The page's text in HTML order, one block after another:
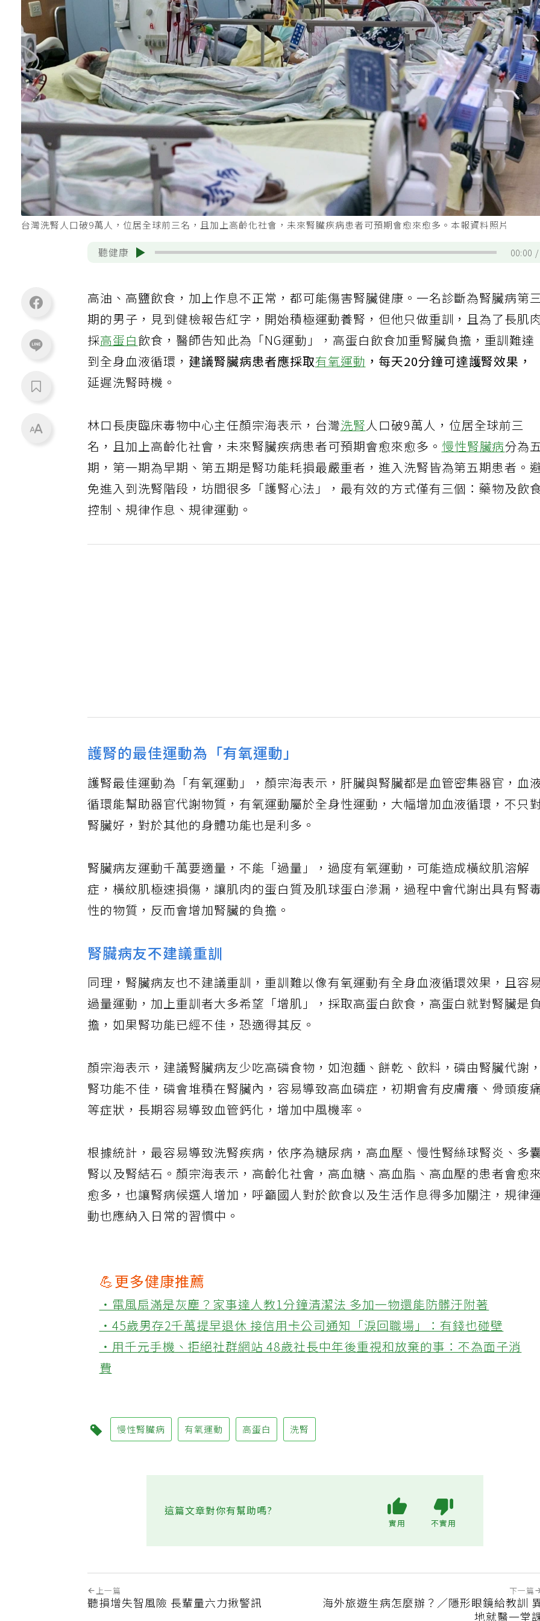
台灣洗腎人口破9萬人，位居全球前三名，且加上高齡化社會，未來腎臟疾病患者可預期會愈來愈多。本報資料照片
聽健康 00:00
高油、高鹽飲食，加上作息不正常，都可能傷害腎臟健康。一名診斷為腎臟病第
期的男子，見到健檢報告紅字，開始積極運動養腎，但他只做重訓，且為了長肌
採高蛋白飲食，醫師告知此為「NG運動」，高蛋白飲食加重腎臟負擔，重訓難達
到全身血液循環，建議腎臟病患者應採取有氧運動 ，每天20分鐘可達護腎效果，
延遲洗腎時機。
林口長庚臨床毒物中心主任顏宗海表示，台灣洗腎人口破9萬人，位居全球前三
名，且加上高齡化社會，未來腎臟疾病患者可預期會愈來愈多。慢性腎臟病分為
期，第一期為早期、第五期是腎功能耗損最嚴重者，進入洗腎皆為第五期患者。
免進入到洗腎階段，坊間很多「護腎心法」，最有效的方式僅有三個：藥物及飲
控制、規律作息、規律運動。
護腎的最佳運動為「有氧運動」
護腎最佳運動為「有氧運動」，顏宗海表示，肝臟與腎臟都是血管密集器官，血
循環能幫助器官代謝物質，有氧運動屬於全身性運動，大幅增加血液循環，不只對
腎臟好，對於其他的身體功能也是利多。
腎臟病友運動千萬要適量，不能「過量」，過度有氧運動，可能造成橫紋肌溶解
症，橫紋肌極速損傷，讓肌肉的蛋白質及肌球蛋白滲漏，過程中會代謝出具有腎
性的物質，反而會增加腎臟的負擔。
腎臟病友不建議重訓
同理，腎臟病友也不建議重訓，重訓難以像有氧運動有全身血液循環效果，且容
過量運動，加上重訓者大多希望「增肌」，採取高蛋白飲食，高蛋白就對腎臟是
擔，如果腎功能已經不佳，恐適得其反。
顏宗海表示，建議腎臟病友少吃高磷食物，如泡麵、餅乾、飲料，磷由腎臟代謝，
腎功能不佳，磷會堆積在腎臟內，容易導致高血磷症，初期會有皮膚癢、骨頭痠痛
等症狀，長期容易導致血管鈣化，增加中風機率。
根據統計，最容易導致洗腎疾病，依序為糖尿病，高血壓、慢性腎絲球腎炎、多
腎以及腎結石。顏宗海表示，高齡化社會，高血糖、高血脂、高血壓的患者會愈
愈多，也讓腎病候選人增加，呼籲國人對於飲食以及生活作息得多加關注，規律
動也應納入日常的習慣中。
💪更多健康推薦
‧電風扇滿是灰塵？家事達人教1分鐘清潔法 多加一物還能防髒汙附著
‧45歲男存2千萬提早退休 接信用卡公司通知「淚回職場」：有錢也碰壁
‧用千元手機、拒絕社群網站 48歲社長中年後重視和放棄的事：不為面子消
費
慢性腎臟病 有氧運動 高蛋白 洗腎
上一篇
聽損增失智風險 長輩量六力揪警訊
下一篇
海外旅遊生病怎麼辦？／隱形眼鏡給教訓